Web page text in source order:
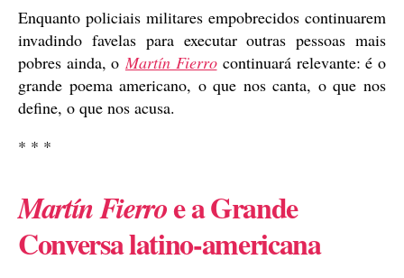
Enquanto policiais militares empobrecidos continuarem
invadindo favelas para executar outras pessoas mais
pobres ainda, o Martín Fierrocontinuará relevante: é o
grande poema americano, o que nos canta, o que nos
define, o que nos acusa.
* * *
Martín Fierroe a Grande
Conversa latino-americana